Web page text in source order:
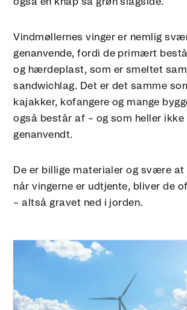
Vindmøllernes vinger er nemlig
genanvende, fordi de primært
og hærdeplast, som er smeltet
sandwichlag. Det er det samme
kajakker, kofangere og mange
også består af – og som heller ikke
genanvendt.
De er billige materialer og svære at
når vingerne er udtjente, bliver de
– altså gravet ned i jorden.